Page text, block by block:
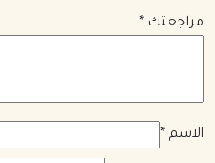
مراجعتك *
الاسم *